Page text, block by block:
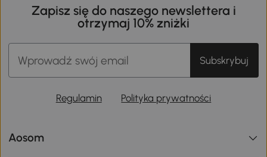
Zapisz się do naszego newslettera i
otrzymaj 10% zniżki
Subskrybuj
Regulamin Polityka prywatności
Aosom